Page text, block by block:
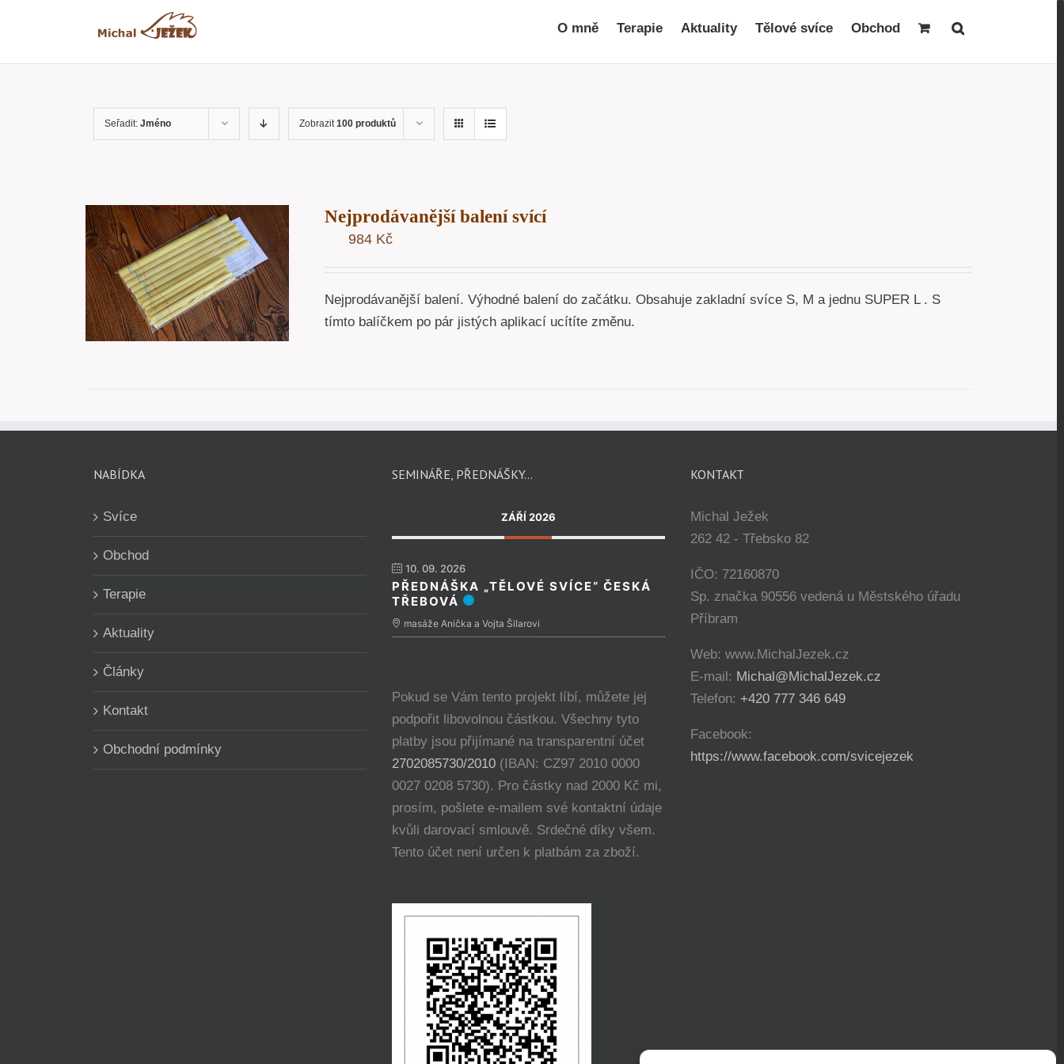
O mně Terapie Aktuality Tělové svíce Obchod
Seřadit: Jméno Zobrazit100 produktů
Nejprodávanější balení svící
984 Kč
Nejprodávanější balení. Výhodné balení do začátku. Obsahuje zakladní svíce S, M a jednu SUPER L . S
tímto balíčkem po pár jistých aplikací ucítíte změnu.
NABÍDKA
Svíce
Obchod
Terapie
Aktuality
Články
Kontakt
Obchodní podmínky
SEMINÁŘE, PŘEDNÁŠKY…
ZÁŘÍ 2026
10. 09. 2026
PŘEDNÁŠKA „TĚLOVÉ SVÍCE“ ČESKÁ
TŘEBOVÁ
masáže Anička a Vojta Šilarovi
Pokud se Vám tento projekt líbí, můžete jej
podpořit libovolnou částkou. Všechny tyto
platby jsou přijímané na transparentní účet
2702085730/2010(IBAN: CZ97 2010 0000
0027 0208 5730). Pro částky nad 2000 Kč mi,
prosím, pošlete e-mailem své kontaktní údaje
kvůli darovací smlouvě. Srdečné díky všem.
Tento účet není určen k platbám za zboží.
KONTAKT
Michal Ježek
262 42 - Třebsko 82
IČO: 72160870
Sp. značka 90556 vedená u Městského úřadu
Příbram
Web: www.MichalJezek.cz
E-mail: Michal@MichalJezek.cz
Telefon: +420 777 346 649
Facebook:
https://www.facebook.com/svicejezek